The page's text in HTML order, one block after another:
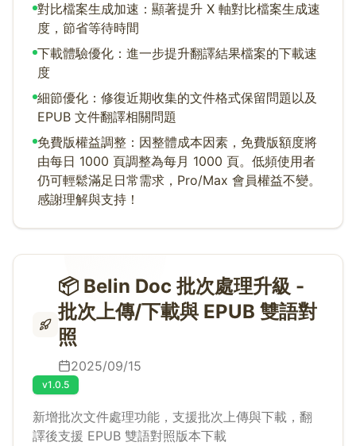
對比檔案生成加速：顯著提升 X 軸對比檔案生成速
度，節省等待時間
下載體驗優化：進一步提升翻譯結果檔案的下載速
度
細節優化：修復近期收集的文件格式保留問題以及
EPUB 文件翻譯相關問題
免費版權益調整：因整體成本因素，免費版額度將
由每日 1000 頁調整為每月 1000 頁。低頻使用者
仍可輕鬆滿足日常需求，Pro/Max 會員權益不變。
感謝理解與支持！
📦 Belin Doc 批次處理升級 -
批次上傳/下載與 EPUB 雙語對
照
2025/09/15
v1.0.5
新增批次文件處理功能，支援批次上傳與下載，翻
譯後支援 EPUB 雙語對照版本下載